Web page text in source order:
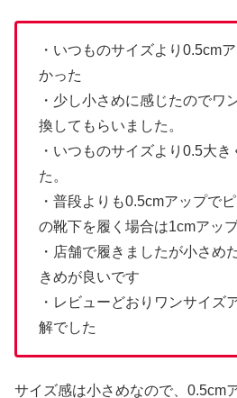
・いつものサイズより0.5cm
かった
・少し小さめに感じたのでワ
換してもらいました。
・いつものサイズより0.5大
た。
・普段よりも0.5cmアップで
の靴下を履く場合は1cmアッ
・店舗で履きましたが小さめ
きめが良いです
・レビューどおりワンサイズ
解でした
サイズ感は小さめなので、0.5cm